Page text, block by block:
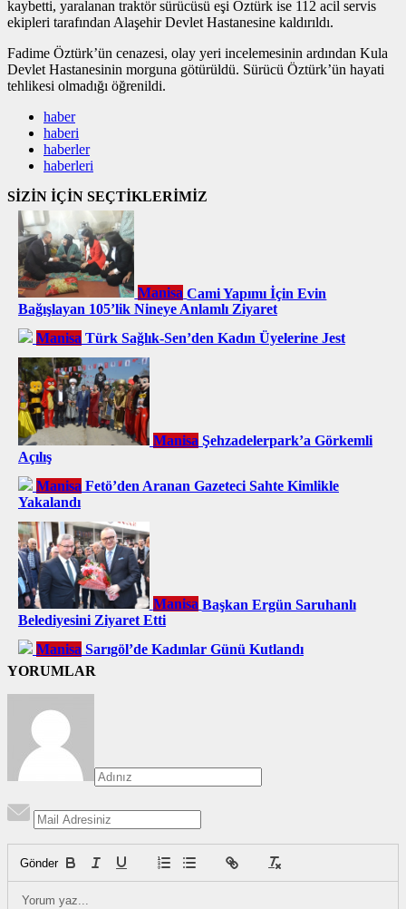
kaybetti, yaralanan traktör sürücüsü eşi Öztürk ise 112 acil servis
ekipleri tarafından Alaşehir Devlet Hastanesine kaldırıldı.
Fadime Öztürk’ün cenazesi, olay yeri incelemesinin ardından Kula
Devlet Hastanesinin morguna götürüldü. Sürücü Öztürk’ün hayati
tehlikesi olmadığı öğrenildi.
haber
haberi
haberler
haberleri
SİZİN İÇİN SEÇTİKLERİMİZ
Manisa Cami Yapımı İçin Evin
Bağışlayan 105’lik Nineye Anlamlı Ziyaret
Manisa Türk Sağlık-Sen’den Kadın Üyelerine Jest
Manisa Şehzadelerpark’a Görkemli
Açılış
Manisa Fetö’den Aranan Gazeteci Sahte Kimlikle
Yakalandı
Manisa Başkan Ergün Saruhanlı
Belediyesini Ziyaret Etti
Manisa Sarıgöl’de Kadınlar Günü Kutlandı
YORUMLAR
Gönder